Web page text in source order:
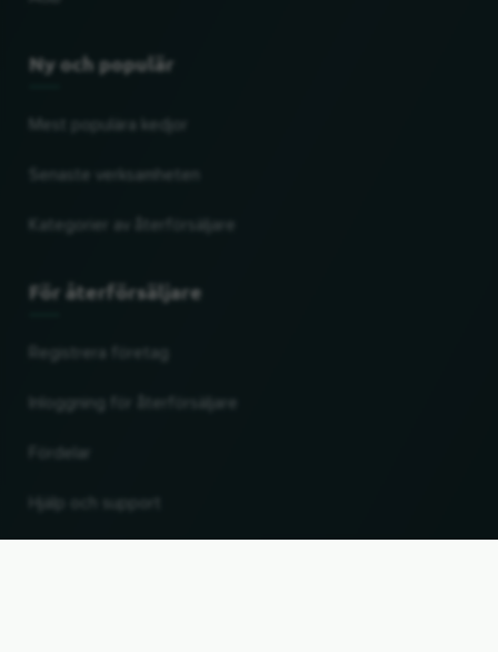
Ny och populär
Senaste verksamheten
Kategorier av återförsäljare
För återförsäljare
Inloggning för återförsäljare
Fördelar